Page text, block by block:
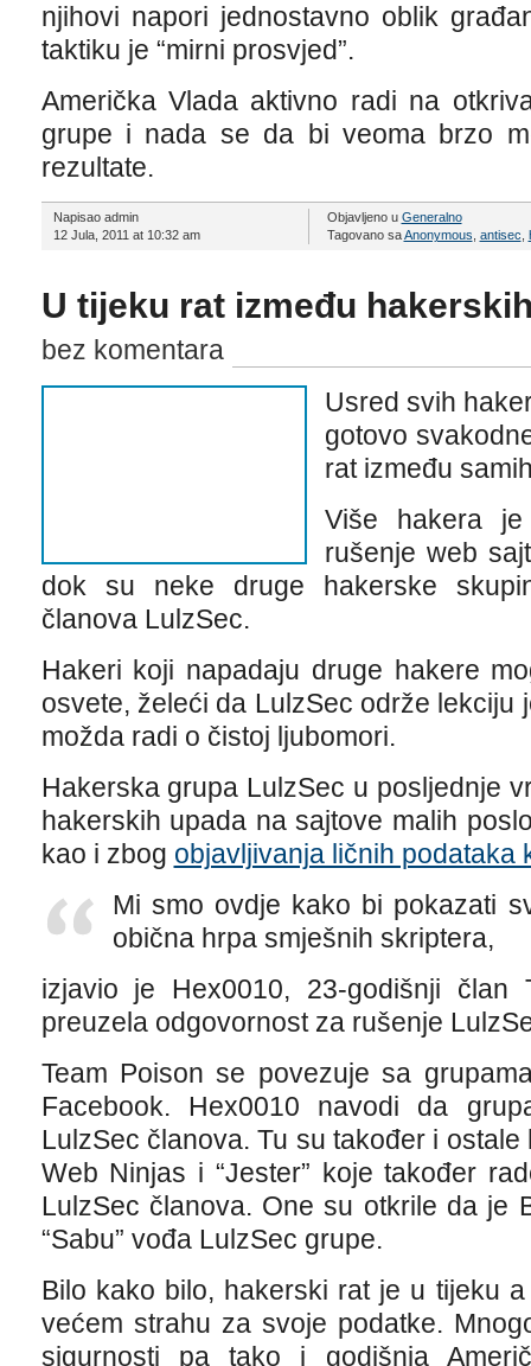
njihovi napori jednostavno oblik
taktiku je “mirni prosvjed”.
Američka Vlada aktivno radi na
grupe i nada se da bi veoma brzo
rezultate.
Napisao admin
12 Jula, 2011 at 10:32 am
Objavljeno u Generalno
Tagovano saAnonymous antisec
U tijeku rat između
bez komentara
Usred svih
gotovo
rat između
Više hakera
rušenje web
dok su neke druge hakerske
članova LulzSec.
Hakeri koji napadaju druge hakere
osvete, želeći da LulzSec održe lekciju
možda radi o čistoj ljubomori.
Hakerska grupa LulzSec u posljednje
hakerskih upada na sajtove malih
kao i zbog objavljivanja ličnih podataka
Mi smo ovdje kako bi pokazati
obična hrpa smješnih skriptera,
izjavio je Hex0010, 23-godišnji član
preuzela odgovornost za rušenje
Team Poison se povezuje sa
Facebook. Hex0010 navodi da
LulzSec članova. Tu su također i
Web Ninjas i “Jester” koje također
LulzSec članova. One su otkrile da je
“Sabu” vođa LulzSec grupe.
Bilo kako bilo, hakerski rat je u tijeku
većem strahu za svoje podatke.
sigurnosti pa tako i godišnja